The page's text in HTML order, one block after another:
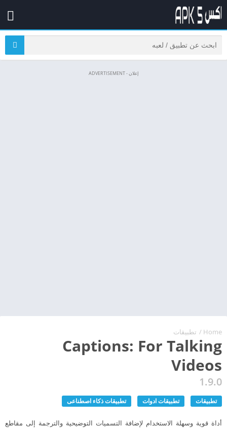
إعلان - ADVERTISEMENT
Home
/ تطبيقات
Captions: For Talking
Videos
1.9.0
تطبيقات تطبيقات ادوات تطبيقات ذكاء اصطناعى
أداة قوية وسهلة الاستخدام لإضافة التسميات التوضيحية والترجمة إلى مقاطع